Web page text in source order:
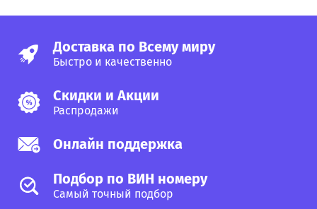
Доставка по Всему миру
Быстро и качественно
Скидки и Акции
Распродажи
Онлайн поддержка
Подбор по ВИН номеру
Самый точный подбор